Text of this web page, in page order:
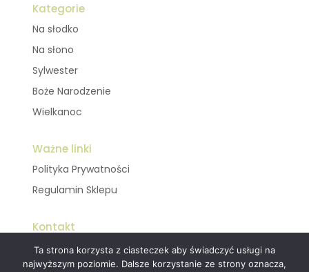
Kategorie
Na słodko
Na słono
Sylwester
Boże Narodzenie
Wielkanoc
Ważne linki
Polityka Prywatności
Regulamin Sklepu
Kontakt
MOJE KSIĄŻKI
Ta strona korzysta z ciasteczek aby świadczyć usługi na
najwyższym poziomie. Dalsze korzystanie ze strony oznacza,